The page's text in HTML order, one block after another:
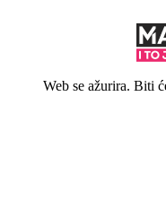
Web se ažurira. Biti